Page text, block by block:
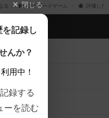
る マイボードゲーム 評価した
閉じる
記録し
んか？
用中！
録する
ーを読む